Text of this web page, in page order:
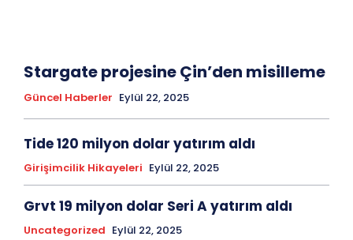
Stargate projesine Çin’den misilleme
Güncel Haberler Eylül 22, 2025
Tide 120 milyon dolar yatırım aldı
Girişimcilik Hikayeleri Eylül 22, 2025
Grvt 19 milyon dolar Seri A yatırım aldı
Uncategorized Eylül 22, 2025